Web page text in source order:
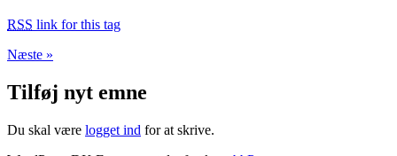
RSS link for this tag
Næste »
Tilføj nyt emne
Du skal være logget ind for at skrive.